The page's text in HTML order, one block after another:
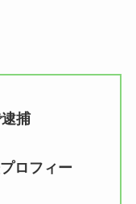
捕
ロフィー